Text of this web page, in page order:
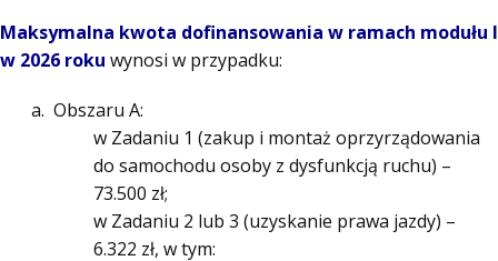
Maksymalna kwota dofinansowania w ramach modułu I
w 2026 roku wynosi w przypadku:
Obszaru A:
w Zadaniu 1 (zakup i montaż oprzyrządowania
do samochodu osoby z dysfunkcją ruchu) –
73.500 zł;
w Zadaniu 2 lub 3 (uzyskanie prawa jazdy) –
6.322 zł, w tym: